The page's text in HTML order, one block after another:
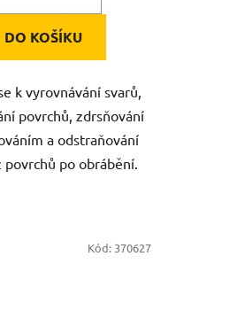
DO KOŠÍKU
k vyrovnávání svarů,
povrchů, zdrsňování
a odstraňování
po obrábění.
Kód: 370627